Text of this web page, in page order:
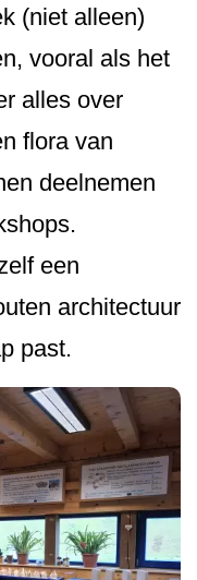
(niet alleen)
vooral als het
alles over
flora van
deelnemen
een
architectuur
past.